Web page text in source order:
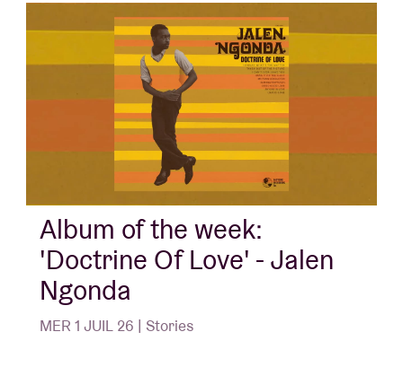
Album of the week:
'Doctrine Of Love' - Jalen
Ngonda
MER 1 JUIL 26 | Stories